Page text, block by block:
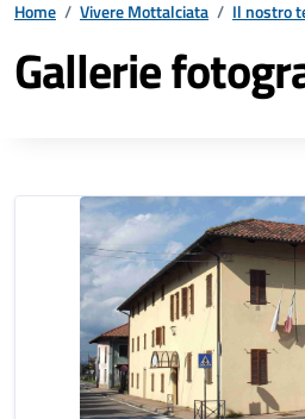
Home / Vivere Mottalciata / Il nostro
Gallerie